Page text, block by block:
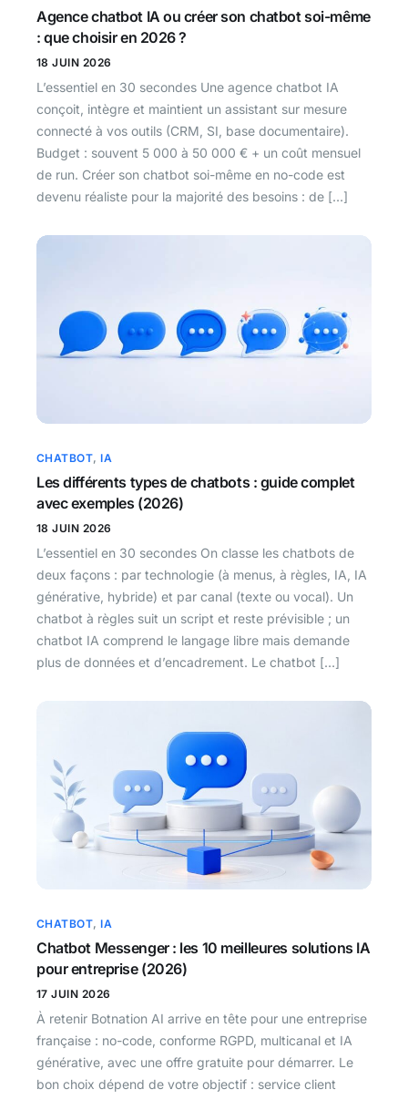
Agence chatbot IA ou créer son chatbot soi-même
: que choisir en 2026 ?
18 JUIN 2026
L’essentiel en 30 secondes Une agence chatbot IA
conçoit, intègre et maintient un assistant sur mesure
connecté à vos outils (CRM, SI, base documentaire).
Budget : souvent 5 000 à 50 000 € + un coût mensuel
de run. Créer son chatbot soi-même en no-code est
devenu réaliste pour la majorité des besoins : de […]
CHATBOT,IA
Les différents types de chatbots : guide complet
avec exemples (2026)
18 JUIN 2026
L’essentiel en 30 secondes On classe les chatbots de
deux façons : par technologie (à menus, à règles, IA, IA
générative, hybride) et par canal (texte ou vocal). Un
chatbot à règles suit un script et reste prévisible ; un
chatbot IA comprend le langage libre mais demande
plus de données et d’encadrement. Le chatbot […]
CHATBOT,IA
Chatbot Messenger : les 10 meilleures solutions IA
pour entreprise (2026)
17 JUIN 2026
À retenir Botnation AI arrive en tête pour une entreprise
française : no-code, conforme RGPD, multicanal et IA
générative, avec une offre gratuite pour démarrer. Le
bon choix dépend de votre objectif : service client